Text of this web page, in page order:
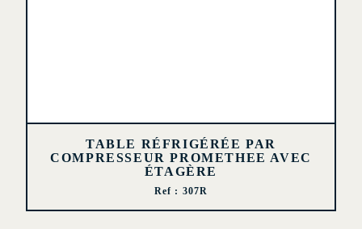
TABLE RÉFRIGÉRÉE PAR
COMPRESSEUR PROMETHEE AVEC
ÉTAGÈRE
Ref : 307R